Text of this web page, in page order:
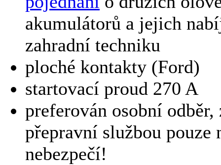
akumulátorů a jejich
zahradní techniku
ploché kontakty (Ford)
startovací proud 270 A
preferován osobní odběr,
přepravní službou pouze
nebezpečí!